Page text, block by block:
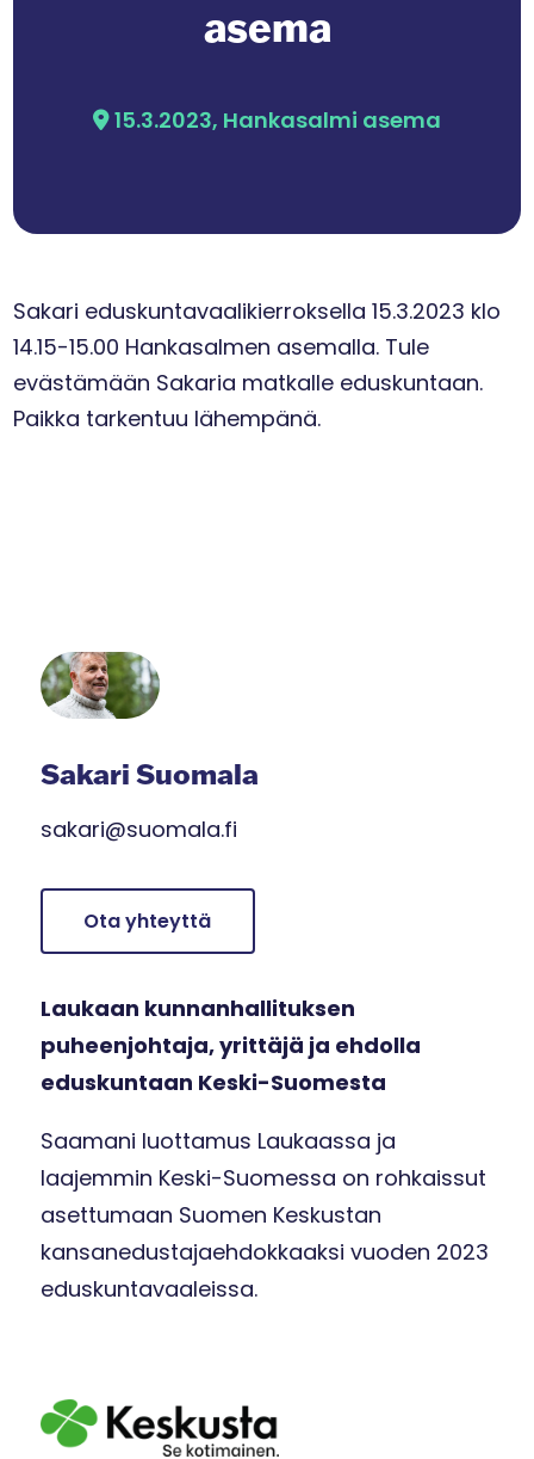
asema
15.3.2023, Hankasalmi asema
Sakari eduskuntavaalikierroksella 15.3.2023 klo
14.15-15.00 Hankasalmen asemalla. Tule
evästämään Sakaria matkalle eduskuntaan.
Paikka tarkentuu lähempänä.
Sakari Suomala
sakari@suomala.fi
Ota yhteyttä
Laukaan kunnanhallituksen
puheenjohtaja, yrittäjä ja ehdolla
eduskuntaan Keski-Suomesta
Saamani luottamus Laukaassa ja
laajemmin Keski-Suomessa on rohkaissut
asettumaan Suomen Keskustan
kansanedustajaehdokkaaksi vuoden 2023
eduskuntavaaleissa.